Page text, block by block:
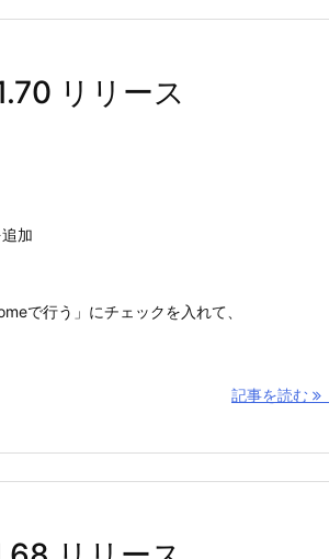
リリース
加
行う」にチェックを入れて、
記事を読む